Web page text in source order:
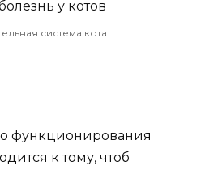
система кота
функционирования
к тому, чтоб